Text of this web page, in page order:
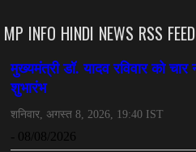
MP INFO HINDI NEWS RSS FEED